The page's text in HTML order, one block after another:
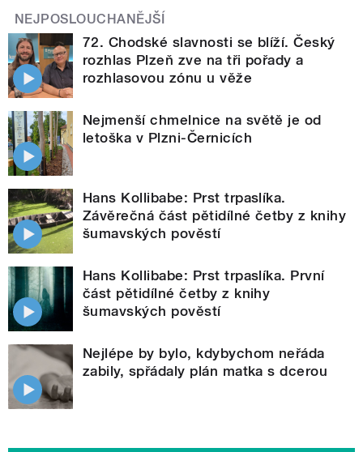
NEJPOSLOUCHANĚJŠÍ
72. Chodské slavnosti se blíží. Český
rozhlas Plzeň zve na tři pořady a
rozhlasovou zónu u věže
Nejmenší chmelnice na světě je od
letoška v Plzni-Černicích
Hans Kollibabe: Prst trpaslíka.
Závěrečná část pětidílné četby z knihy
šumavských pověstí
Hans Kollibabe: Prst trpaslíka. První
část pětidílné četby z knihy
šumavských pověstí
Nejlépe by bylo, kdybychom neřáda
zabily, spřádaly plán matka s dcerou